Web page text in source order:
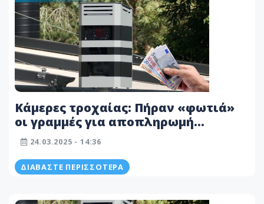
Κάμερες τροχαίας: Πήραν «φωτιά»
οι γραμμές για αποπληρωμή
προστίμων – Πέραν των 50 λεπτών η
αναμονή – Ποιος ο λόγος
24.03.2025 - 14:36
ΔΙΑΒΆΣΤΕ ΠΕΡΙΣΣΌΤΕΡΑ